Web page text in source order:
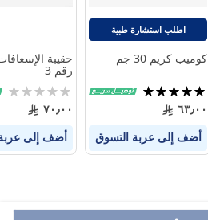
اطلب استشارة طبية
كوميب كريم 30 جم
تقييم:
100%
٦٣٫٠٠
أضف إلى عربة التسوق
حقيبة
رقم 3
Rating:
٧٠٫٠٠
أضف إلى